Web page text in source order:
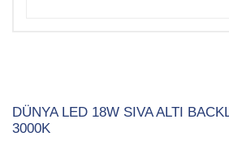
DÜNYA LED 18W SIVA ALTI
3000K